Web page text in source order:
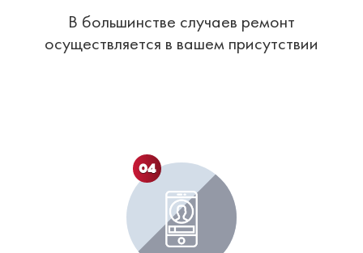
В большинстве случаев ремонт
осуществляется в вашем присутствии
04